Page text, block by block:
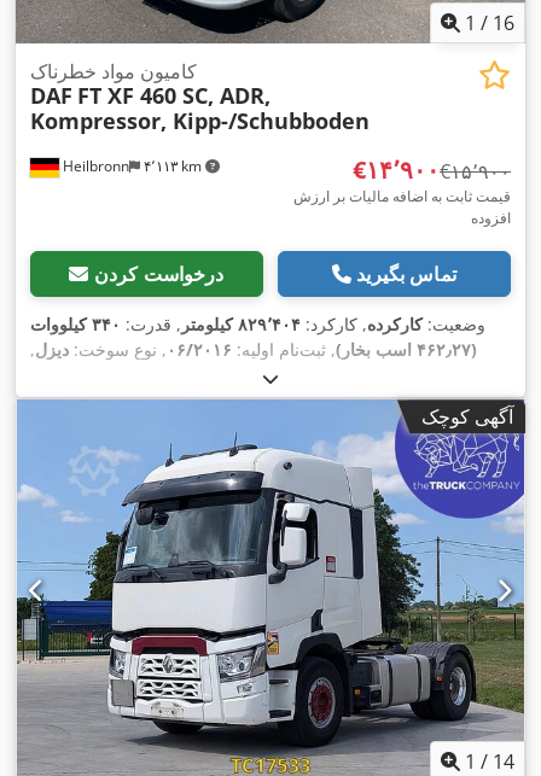
1 / 16
Heilbronn ۴٬۱۱۳ km
کامیون مواد خطرناک
DAF FT XF 460 SC, ADR,
Kompressor, Kipp-/Schubboden
‎€۱۴٬۹۰۰ ‎€۱۵٬۹۰۰
قیمت ثابت به اضافه مالیات بر ارزش
افزوده
درخواست کردن تماس بگیرید
وضعیت:کارکرده, کارکرد: ۸۲۹٬۴۰۴ کیلومتر , قدرت:
۳۴۰ کیلووات
(۴۶۲٫۲۷ اسب بخار)
, ثبت‌نام اولیه: ۰۶/۲۰۱۶ , نوع سوخت: دیزل,
پیکربندی محور:
رتاردر, رنگ:سفید, نوع چرخ‌دنده:خودکار, کلاس انتشار:یورو ۶ , سال
الکترونیکی (ESP), تهویه مطبوع, سیستم ناوبری, فیلتر دوده,
کمپرسور,
آگهی کوچک
1 / 14